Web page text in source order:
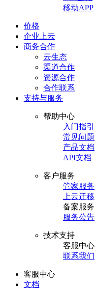
移动APP
价格
企业上云
商务合作
云生态
渠道合作
资源合作
合作联系
支持与服务
帮助中心
入门指引
常见问题
产品文档
API文档
客户服务
管家服务
上云迁移
备案服务
服务公告
技术支持
客服中心
联系我们
客服中心
文档